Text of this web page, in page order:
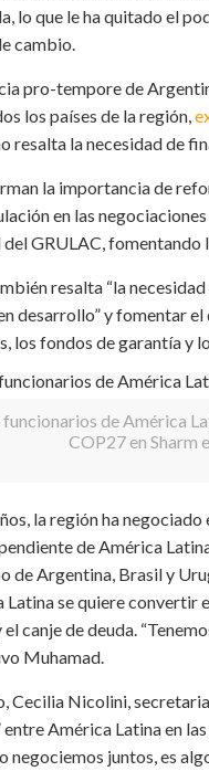
lo que le ha quitado el
cambio.
pro-tempore de
los países de la región,
resalta la necesidad de
la importancia de
en las
GRULAC, fomentando
resalta “la
desarrollo” y fomentar
los fondos de garantía y
de América
COP27 en Sharm
la región ha
de América
de Argentina, Brasil y
se quiere convertir
canje de deuda.
Muhamad.
Cecilia Nicolini,
América Latina en
negociemos juntos, es